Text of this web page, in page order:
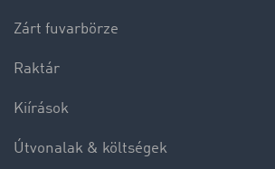
Zárt fuvarbörze
Raktár
Kiírások
Útvonalak & költségek